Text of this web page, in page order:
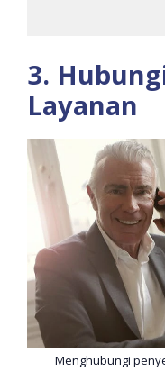
3.
Layanan
Menghubungi